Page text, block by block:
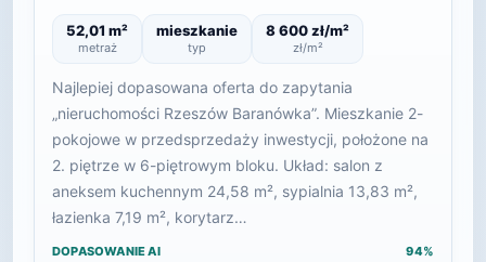
52,01 m²
metraż
mieszkanie
typ
8 600 zł/m²
zł/m²
Najlepiej dopasowana oferta do zapytania
„nieruchomości Rzeszów Baranówka”. Mieszkanie 2-
pokojowe w przedsprzedaży inwestycji, położone na
2. piętrze w 6-piętrowym bloku. Układ: salon z
aneksem kuchennym 24,58 m², sypialnia 13,83 m²,
łazienka 7,19 m², korytarz…
DOPASOWANIE AI 94%